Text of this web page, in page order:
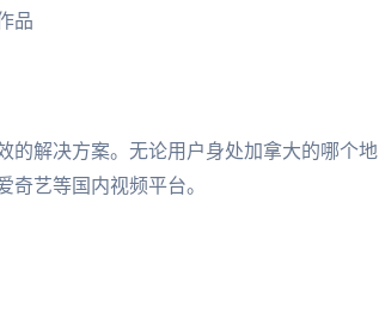
品
的解决方案。无论用户身处加拿大的哪个地
奇艺等国内视频平台。